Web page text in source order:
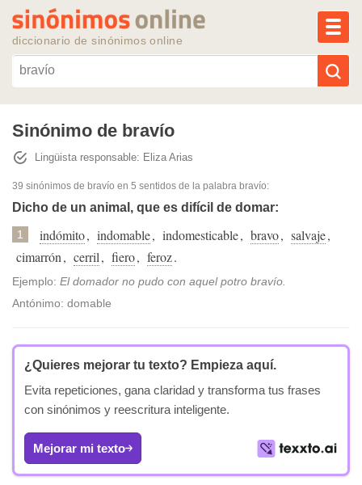
diccionario de sinónimos online
Reescribir texto con IA
Sinónimos populares
Temas populares
Temas recientes
Sinónimo de bravío
Lingüista responsable: Eliza Arias
39 sinónimos de bravío en 5 sentidos de la palabra bravío:
Dicho de un animal, que es difícil de domar:
1 indómito, indomable, indomesticable, bravo, salvaje,
cimarrón, cerril, fiero, feroz.
Ejemplo: El domador no pudo con aquel potro bravío.
Antónimo: domable
¿Quieres mejorar tu texto? Empieza aquí.
Evita repeticiones, gana claridad y transforma tus frases
con sinónimos y reescritura inteligente.
Mejorar mi texto